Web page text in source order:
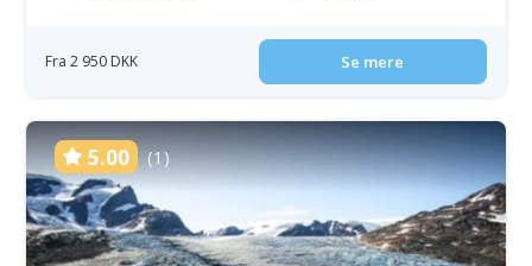
Fra 2 950 DKK Se mere
5.00 (1)